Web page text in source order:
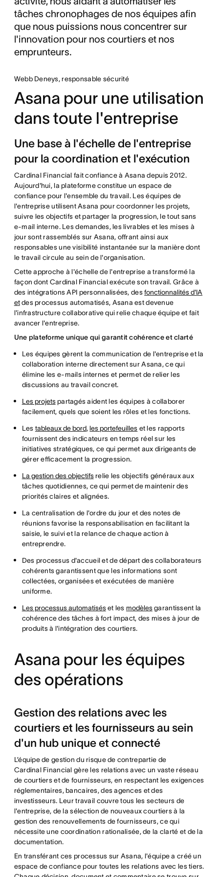
tâches chronophages de nos équipes afin
que nous puissions nous concentrer sur
l'innovation pour nos courtiers et nos
emprunteurs.
Webb Deneys, responsable sécurité
Asana pour une utilisation
dans toute l'entreprise
Une base à l'échelle de l'entreprise
pour la coordination et l'exécution
Cardinal Financial fait confiance à Asana depuis 2012.
Aujourd'hui, la plateforme constitue un espace de
confiance pour l'ensemble du travail. Les équipes de
l'entreprise utilisent Asana pour coordonner les projets,
suivre les objectifs et partager la progression, le tout sans
e-mail interne. Les demandes, les livrables et les mises à
jour sont rassemblés sur Asana, offrant ainsi aux
responsables une visibilité instantanée sur la manière dont
le travail circule au sein de l'organisation.
Cette approche à l'échelle de l'entreprise a transformé la
façon dont Cardinal Financial exécute son travail. Grâce à
des intégrations API personnalisées, desfonctionnalités d'IA
etdes processus automatisés, Asana est devenue
l'infrastructure collaborative qui relie chaque équipe et fait
avancer l'entreprise.
Une plateforme unique qui garantit cohérence et clarté
Les équipes gèrent la communication de l'entreprise et la
collaboration interne directement sur Asana, ce qui
élimine les e-mails internes et permet de relier les
discussions au travail concret.
Les projetspartagés aident les équipes à collaborer
facilement, quels que soient les rôles et les fonctions.
Les tableaux de bord,les portefeuilles et les rapports
fournissent des indicateurs en temps réel sur les
initiatives stratégiques, ce qui permet aux dirigeants de
gérer efficacement la progression.
La gestion des objectifsrelie les objectifs généraux aux
tâches quotidiennes, ce qui permet de maintenir des
priorités claires et alignées.
La centralisation de l'ordre du jour et des notes de
réunions favorise la responsabilisation en facilitant la
saisie, le suivi et la relance de chaque action à
entreprendre.
Des processus d'accueil et de départ des collaborateurs
cohérents garantissent que les informations sont
collectées, organisées et exécutées de manière
uniforme.
Les processus automatiséset les modèlesgarantissent la
cohérence des tâches à fort impact, des mises à jour de
produits à l'intégration des courtiers.
Asana pour les équipes
des opérations
Gestion des relations avec les
courtiers et les fournisseurs au sein
d'un hub unique et connecté
L’équipe de gestion du risque de contrepartie de
Cardinal Financial gère les relations avec un vaste réseau
de courtiers et de fournisseurs, en respectant les exigences
réglementaires, bancaires, des agences et des
investisseurs. Leur travail couvre tous les secteurs de
l'entreprise, de la sélection de nouveaux courtiers à la
gestion des renouvellements de fournisseurs, ce qui
nécessite une coordination rationalisée, de la clarté et de la
documentation.
En transférant ces processus sur Asana, l'équipe a créé un
espace de confiance pour toutes les relations avec les tiers.